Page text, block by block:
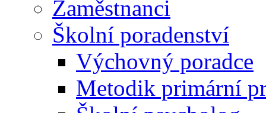
Zaměstnanci
Školní poradenství
Výchovný poradce
Metodik primární